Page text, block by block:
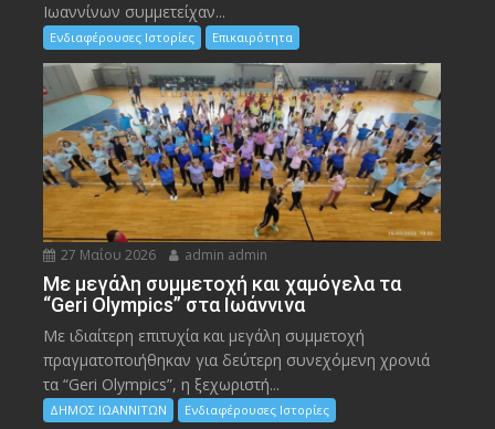
Ιωαννίνων συμμετείχαν...
Ενδιαφέρουσες Ιστορίες Επικαιρότητα
27 Μαΐου 2026 admin admin
Με μεγάλη συμμετοχή και χαμόγελα τα
“Geri Olympics” στα Ιωάννινα
Με ιδιαίτερη επιτυχία και μεγάλη συμμετοχή
πραγματοποιήθηκαν για δεύτερη συνεχόμενη χρονιά
τα “Geri Olympics”, η ξεχωριστή...
ΔΗΜΟΣ ΙΩΑΝΝΙΤΩΝ Ενδιαφέρουσες Ιστορίες